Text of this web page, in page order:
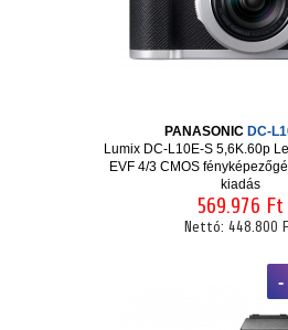
PANASONIC DC-
Lumix DC-L10E-S 5,6K.60p
EVF 4/3 CMOS
kiadás
569.976 Ft
Nettó: 448.800
-